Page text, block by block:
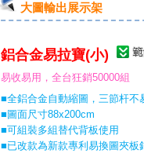
大圖輸出展示架
鋁合金易拉寶(小)
易收易用，全台狂銷50000組
■全鋁合金自動縮圖，三節杆不
■圖面尺寸88x200cm
■可組裝多組替代背板使用
■已改款為新款專利易換圖夾板